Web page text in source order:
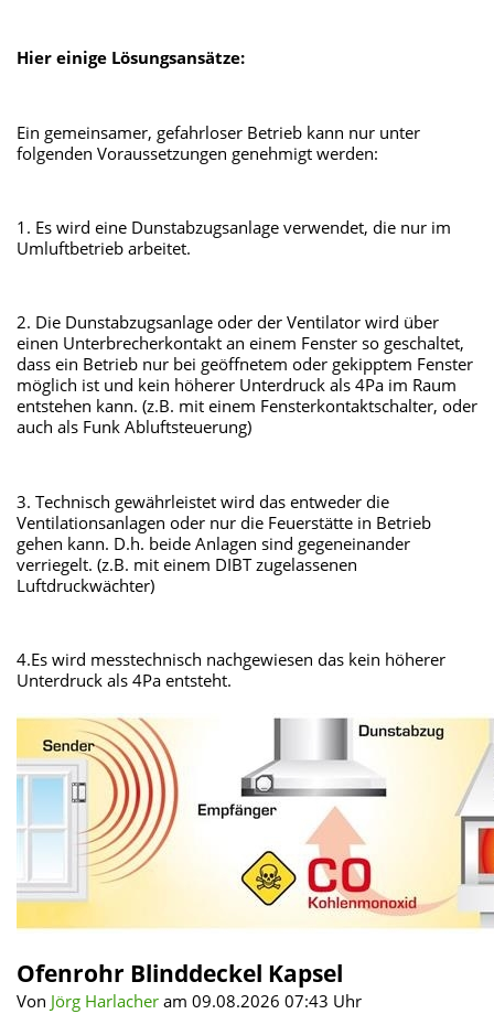
Hier einige Lösungsansätze:
Ein gemeinsamer, gefahrloser Betrieb kann nur unter
folgenden Voraussetzungen genehmigt werden:
1. Es wird eine Dunstabzugsanlage verwendet, die nur im
Umluftbetrieb arbeitet.
2. Die Dunstabzugsanlage oder der Ventilator wird über
einen Unterbrecherkontakt an einem Fenster so geschaltet,
dass ein Betrieb nur bei geöffnetem oder gekipptem Fenster
möglich ist und kein höherer Unterdruck als 4Pa im Raum
entstehen kann. (z.B. mit einem Fensterkontaktschalter, oder
auch als Funk Abluftsteuerung)
3. Technisch gewährleistet wird das entweder die
Ventilationsanlagen oder nur die Feuerstätte in Betrieb
gehen kann. D.h. beide Anlagen sind gegeneinander
verriegelt. (z.B. mit einem DIBT zugelassenen
Luftdruckwächter)
4.Es wird messtechnisch nachgewiesen das kein höherer
Unterdruck als 4Pa entsteht.
Ofenrohr Blinddeckel Kapsel
Von Jörg Harlacheram 09.08.2026 07:43 Uhr